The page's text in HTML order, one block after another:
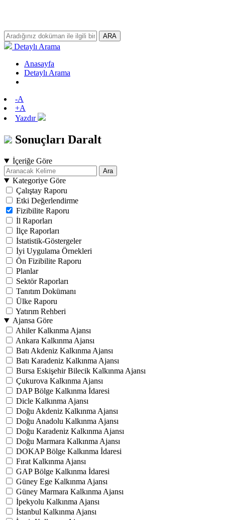
ARA
Detaylı Arama
Anasayfa
Detaylı Arama
-A
+A
Yazdır
Sonuçları Daralt
İçeriğe Göre
Ara
Kategoriye Göre
Çalıştay Raporu
Etki Değerlendirme
Fizibilite Raporu
İl Raporları
İlçe Raporları
İstatistik-Göstergeler
İyi Uygulama Örnekleri
Ön Fizibilite Raporu
Planlar
Sektör Raporları
Tanıtım Dokümanı
Ülke Raporu
Yatırım Rehberi
Ajansa Göre
Ahiler Kalkınma Ajansı
Ankara Kalkınma Ajansı
Batı Akdeniz Kalkınma Ajansı
Batı Karadeniz Kalkınma Ajansı
Bursa Eskişehir Bilecik Kalkınma Ajansı
Çukurova Kalkınma Ajansı
DAP Bölge Kalkınma İdaresi
Dicle Kalkınma Ajansı
Doğu Akdeniz Kalkınma Ajansı
Doğu Anadolu Kalkınma Ajansı
Doğu Karadeniz Kalkınma Ajansı
Doğu Marmara Kalkınma Ajansı
DOKAP Bölge Kalkınma İdaresi
Fırat Kalkınma Ajansı
GAP Bölge Kalkınma İdaresi
Güney Ege Kalkınma Ajansı
Güney Marmara Kalkınma Ajansı
İpekyolu Kalkınma Ajansı
İstanbul Kalkınma Ajansı